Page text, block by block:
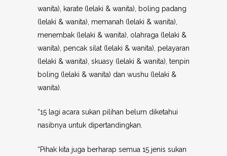
wanita), karate (lelaki & wanita), boling padang
(lelaki & wanita), memanah (lelaki & wanita),
menembak (lelaki & wanita), olahraga (lelaki &
wanita), pencak silat (lelaki & wanita), pelayaran
(lelaki & wanita), skuasy (lelaki & wanita), tenpin
boling (lelaki & wanita) dan wushu (lelaki &
wanita).
“15 lagi acara sukan pilihan belum diketahui
nasibnya untuk dipertandingkan.
“Pihak kita juga berharap semua 15 jenis sukan